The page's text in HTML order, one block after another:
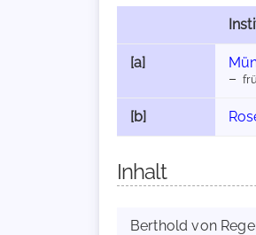
[a]
[b]
Inhalt
Berthold von